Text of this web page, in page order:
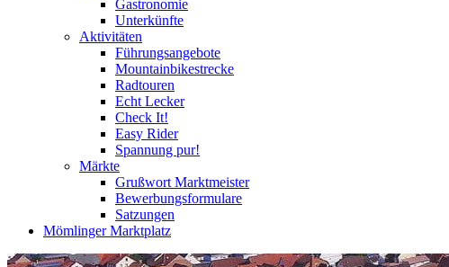
Gastronomie
Unterkünfte
Aktivitäten
Führungsangebote
Mountainbikestrecke
Radtouren
Echt Lecker
Check It!
Easy Rider
Spannung pur!
Märkte
Grußwort Marktmeister
Bewerbungsformulare
Satzungen
Mömlinger Marktplatz